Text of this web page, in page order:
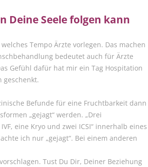
Deine Seele folgen kann
Tempo Ärzte vorlegen. Das machen
bedeutet auch für Ärzte
Gefühl dafür hat mir ein Tag Hospitation
geschenkt.
Befunde für eine Fruchtbarkeit dann
„gejagt“ werden. „Drei
eine Kryo und zwei ICSI“ innerhalb eines
ich nur „gejagt“. Bei einem anderen
Tust Du Dir, Deiner Beziehung